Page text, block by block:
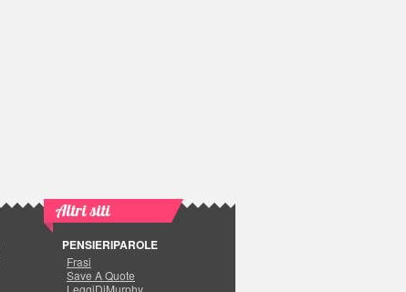
Altri siti
PENSIERIPAROLE
Frasi
Save A Quote